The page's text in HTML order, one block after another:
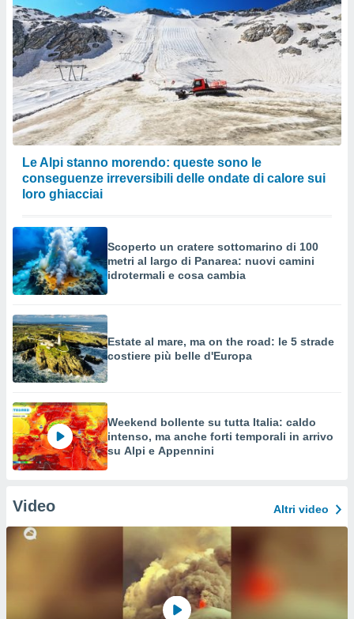
Le Alpi stanno morendo: queste sono le
conseguenze irreversibili delle ondate di calore sui
loro ghiacciai
Scoperto un cratere sottomarino di 100
metri al largo di Panarea: nuovi camini
idrotermali e cosa cambia
Estate al mare, ma on the road: le 5 strade
costiere più belle d'Europa
Weekend bollente su tutta Italia: caldo
intenso, ma anche forti temporali in arrivo
su Alpi e Appennini
Video Altri video